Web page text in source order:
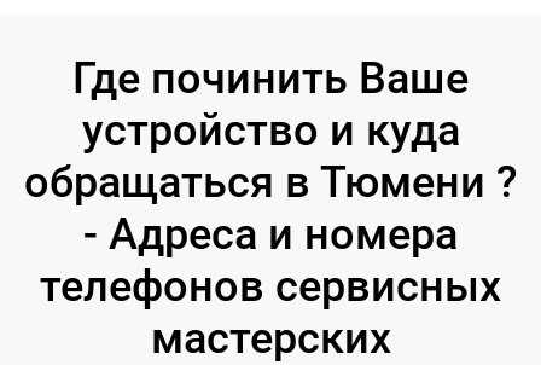
Где починить Ваше
устройство и куда
обращаться в Тюмени ?
- Адреса и номера
телефонов сервисных
мастерских